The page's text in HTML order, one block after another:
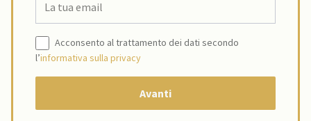
Acconsento al trattamento dei dati secondo
l’informativa sulla privacy